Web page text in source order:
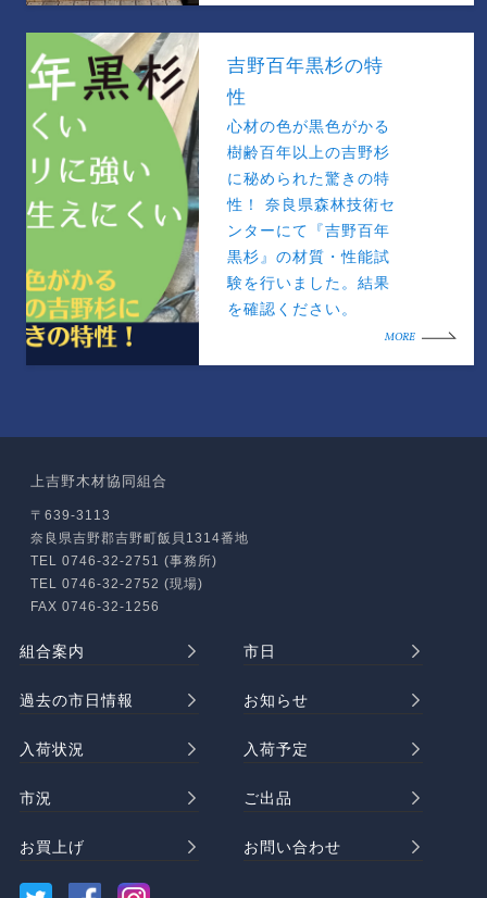
吉野百年黒杉の特
性
心材の色が黒色がかる
樹齢百年以上の吉野杉
に秘められた驚きの特
性！ 奈良県森林技術セ
ンターにて『吉野百年
黒杉』の材質・性能試
験を行いました。結果
を確認ください。
MORE
上吉野木材協同組合
〒639-3113
奈良県吉野郡吉野町飯貝1314番地
TEL 0746-32-2751 (事務所)
TEL 0746-32-2752 (現場)
FAX 0746-32-1256
組合案内 市日
過去の市日情報 お知らせ
入荷状況 入荷予定
市況 ご出品
お買上げ お問い合わせ